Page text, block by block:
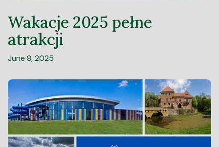
Wakacje 2025 pełne
atrakcji
June 8, 2025